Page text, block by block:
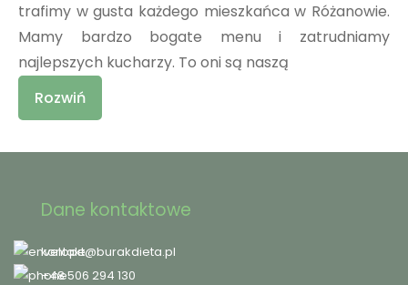
trafimy w gusta każdego mieszkańca w Różanowie.
Mamy bardzo bogate menu i zatrudniamy
najlepszych kucharzy. To oni są naszą
Rozwiń
Dane kontaktowe
kontakt@burakdieta.pl
+48 506 294 130